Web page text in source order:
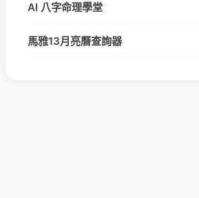
AI 八字命理學堂
馬雅13月亮曆查詢器